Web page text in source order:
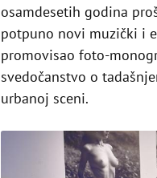
osamdesetih godina
potpuno novi muzički i
promovisao foto-
svedočanstvo o
urbanoj sceni.